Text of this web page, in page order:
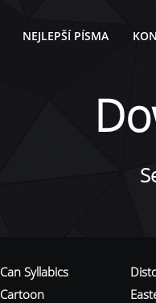
NEJLEPŠÍ PÍSMA
Can Syllabics
Cartoon